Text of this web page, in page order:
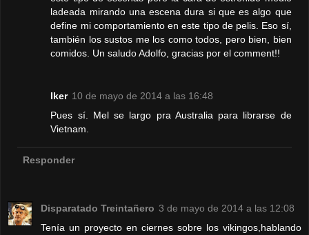
ladeada mirando una escena dura si que es algo que
define mi comportamiento en este tipo de pelis. Eso sí,
también los sustos me los como todos, pero bien, bien
comidos. Un saludo Adolfo, gracias por el comment!!
Iker 10 de mayo de 2014 a las 16:48
Pues sí. Mel se largo pra Australia para librarse de
Vietnam.
Responder
Disparatado Treintañero 3 de mayo de 2014 a las 12:08
Tenía un proyecto en ciernes sobre los vikingos,hablando